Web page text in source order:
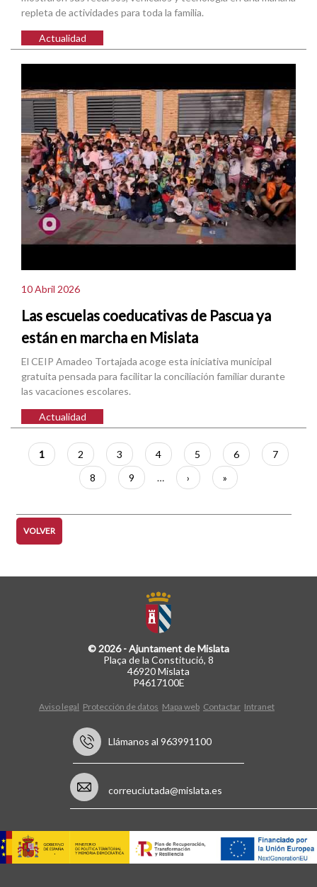
repleta de actividades para toda la familia.
Actualidad
10 Abril 2026
Las escuelas coeducativas de Pascua ya
están en marcha en Mislata
El CEIP Amadeo Tortajada acoge esta iniciativa municipal
gratuita pensada para facilitar la conciliación familiar durante
las vacaciones escolares.
Actualidad
Paginación
Página
actual
1 Página
2 Página
3 Página
4 Página
5 Página
6 Página
7
Página
8 Página
9 …
Siguiente
página
›
Última
página
»
VOLVER
© 2026 - Ajuntament de Mislata
Plaça de la Constitució, 8
46920 Mislata
P4617100E
Aviso legal Protección de datos Mapa web Contactar Intranet
Llámanos al 963991100
correuciutada@mislata.es